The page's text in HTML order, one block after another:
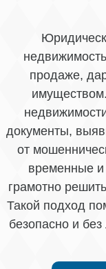
продаже,
документы,
от
временные
грамотно
Такой подход
безопасно и